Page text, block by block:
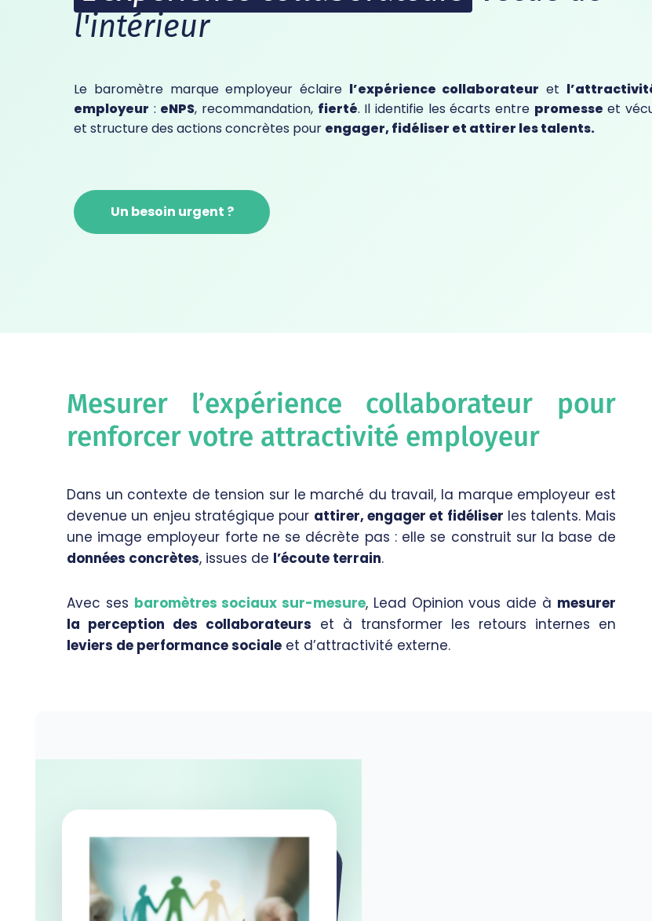
l'intérieur
Le baromètre marque employeur éclaire l’expérience collaborateur et
employeur : eNPS, recommandation, fierté. Il identifie les écarts entre promesse et
et structure des actions concrètes pour engager, fidéliser et attirer les talents.
Un besoin urgent ?
Mesurer l’expérience collaborateur pour
renforcer votre attractivité employeur
Dans un contexte de tension sur le marché du travail, la marque employeur est
devenue un enjeu stratégique pour attirer, engager et fidéliser les talents. Mais
une image employeur forte ne se décrète pas : elle se construit sur la base de
données concrètes, issues de l’écoute terrain.
Avec ses baromètres sociaux sur-mesure, Lead Opinion vous aide à mesurer
la perception des collaborateurs et à transformer les retours internes en
leviers de performance sociale et d’attractivité externe.